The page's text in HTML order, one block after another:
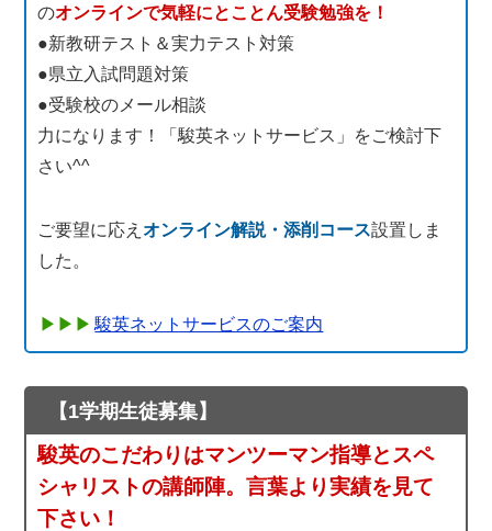
のオンラインで気軽にとことん受験勉強を！
●新教研テスト＆実力テスト対策
●県立入試問題対策
●受験校のメール相談
力になります！「駿英ネットサービス」をご検討下
さい^^
ご要望に応えオンライン解説・添削コース設置しま
した。
駿英ネットサービスのご案内
【1学期生徒募集】
駿英のこだわりはマンツーマン指導とスペ
シャリストの講師陣。言葉より実績を見て
下さい！